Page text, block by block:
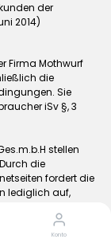
Konto
der
2014)
Firma Mothwurf
die
Sie
iSv §, 3
stellen
die
fordert die
lediglich auf,
dann per E-Mail
nicht zum